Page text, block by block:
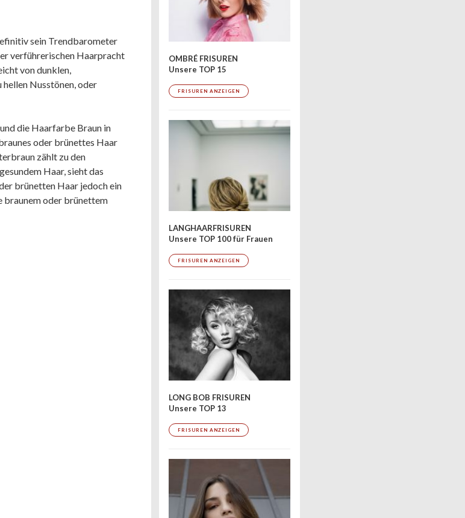
sein Trendbarometer
verführerischen Haarpracht
von dunklen,
Nusstönen, oder
die Haarfarbe Braun in
oder brünettes Haar
zählt zu den
Haar, sieht das
brünetten Haar jedoch ein
braunem oder brünettem
OMBRÉ FRISUREN
Unsere TOP 15
FRISUREN ANZEIGEN
LANGHAARFRISUREN
Unsere TOP 100 für Frauen
FRISUREN ANZEIGEN
LONG BOB FRISUREN
Unsere TOP 13
FRISUREN ANZEIGEN